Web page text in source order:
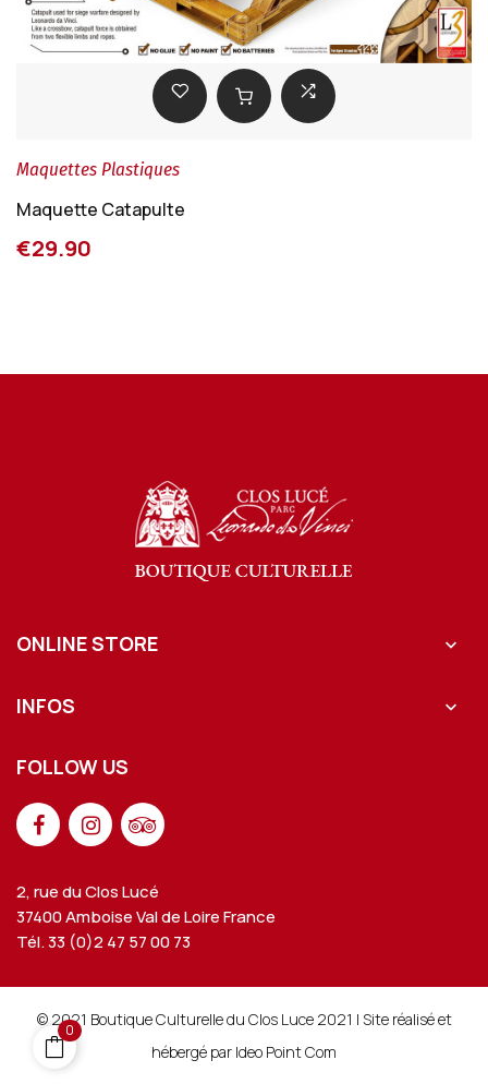
Maquettes Plastiques
Maquette Catapulte
€29.90
ONLINE STORE 
INFOS 
FOLLOW US
2, rue du Clos Lucé
37400 Amboise Val de Loire France
Tél. 33 (0)2 47 57 00 73
© 2021 Boutique Culturelle du Clos Luce 2021 | Site réalisé et
hébergé par Ideo Point Com
0